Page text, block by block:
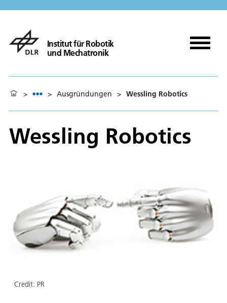
Institut für Robotik
und Mechatronik
> > Ausgründungen > Wessling Robotics
Wessling Robotics
Credit: PR